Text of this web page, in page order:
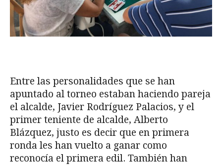
Entre las personalidades que se han
apuntado al torneo estaban haciendo pareja
el alcalde, Javier Rodríguez Palacios, y el
primer teniente de alcalde, Alberto
Blázquez, justo es decir que en primera
ronda les han vuelto a ganar como
reconocía el primera edil. También han